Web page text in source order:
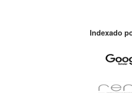
Indexado